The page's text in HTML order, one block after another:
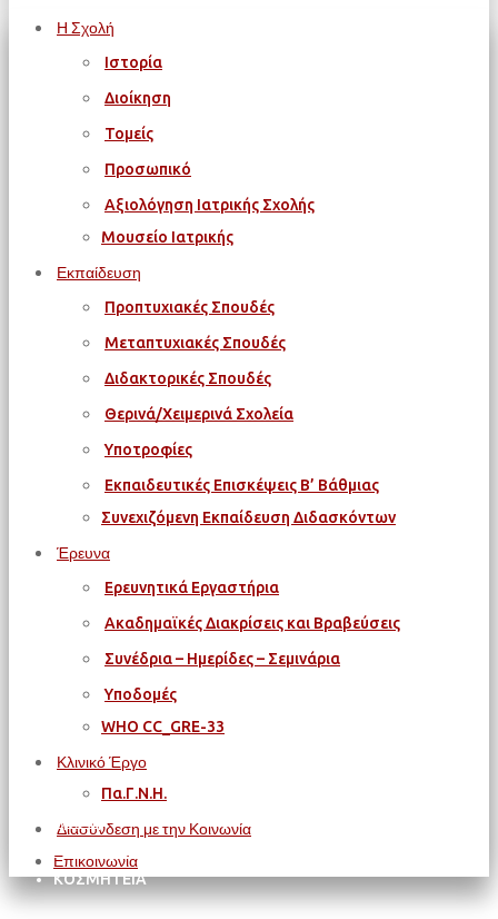
Η Σχολή
Ιστορία
Διοίκηση
Τομείς
Προσωπικό
Αξιολόγηση Ιατρικής Σχολής
Μουσείο Ιατρικής
Εκπαίδευση
Προπτυχιακές Σπουδές
Μεταπτυχιακές Σπουδές
Διδακτορικές Σπουδές
Θερινά/Χειμερινά Σχολεία
Υποτροφίες
Εκπαιδευτικές Επισκέψεις Β’ Βάθμιας
Συνεχιζόμενη Εκπαίδευση Διδασκόντων
Έρευνα
Ερευνητικά Εργαστήρια
Ακαδημαϊκές Διακρίσεις και Βραβεύσεις
Συνέδρια – Ημερίδες – Σεμινάρια
Υποδομές
WΗΟ CC_GRE-33
Κλινικό Έργο
Πα.Γ.Ν.Η.
Διασύνδεση με την Κοινωνία
Επικοινωνία
Αρχική
ΚΟΣΜΗΤΕΙΑ